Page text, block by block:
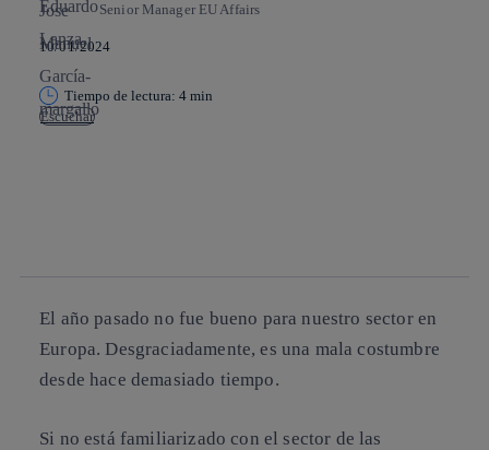
Senior Manager EU Affairs
10/01/2024
Tiempo de lectura: 4 min
Escuchar
El año pasado no fue bueno para nuestro sector en
Europa. Desgraciadamente, es una mala costumbre
desde hace demasiado tiempo.
Si no está familiarizado con el sector de las